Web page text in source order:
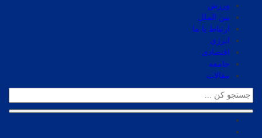
ورزش
بین الملل
ارتباط با ما
انرژی
اقتصادی
جامعه
مقالات